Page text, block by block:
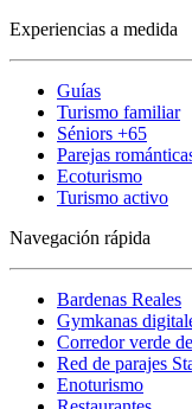
Experiencias a medida
Guías
Turismo familiar
Séniors +65
Parejas
Ecoturismo
Turismo activo
Navegación rápida
Bardenas Reales
Gymkanas
Corredor verde
Red de parajes
Enoturismo